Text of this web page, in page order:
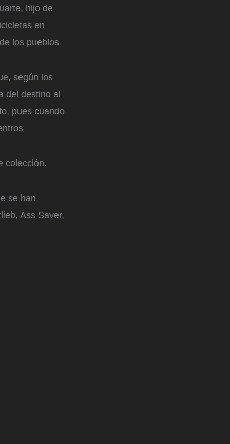
hijo de
en
los pueblos
según los
del destino al
pues cuando
colección.
se han
Ass Saver,